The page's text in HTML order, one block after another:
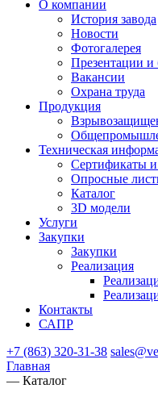
О компании
История завода
Новости
Фотогалерея
Презентации и
Вакансии
Охрана труда
Продукция
Техническая
Сертификаты
Опросные
Каталог
3D модели
Услуги
Закупки
Закупки
Реализация
Контакты
САПР
+7 (863) 320-31-38
Главная
— Каталог